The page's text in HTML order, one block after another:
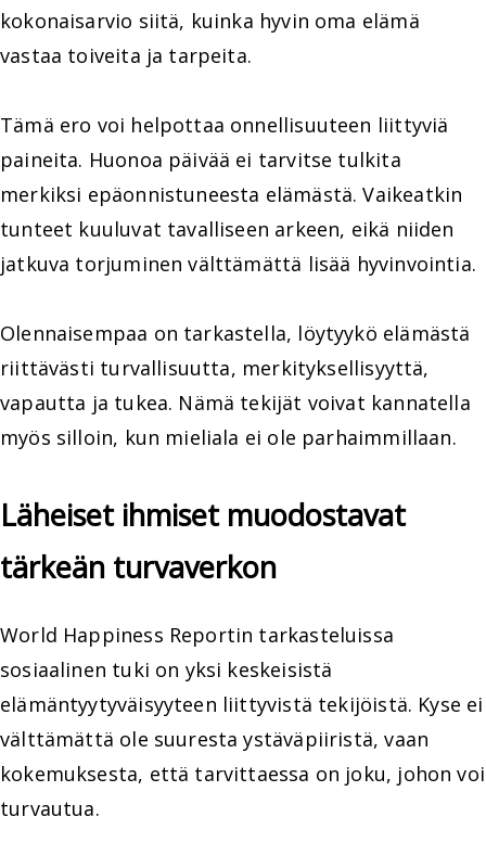
kokonaisarvio siitä, kuinka hyvin oma elämä
vastaa toiveita ja tarpeita.
Tämä ero voi helpottaa onnellisuuteen liittyviä
paineita. Huonoa päivää ei tarvitse tulkita
merkiksi epäonnistuneesta elämästä. Vaikeatkin
tunteet kuuluvat tavalliseen arkeen, eikä niiden
jatkuva torjuminen välttämättä lisää hyvinvointia.
Olennaisempaa on tarkastella, löytyykö elämästä
riittävästi turvallisuutta, merkityksellisyyttä,
vapautta ja tukea. Nämä tekijät voivat kannatella
myös silloin, kun mieliala ei ole parhaimmillaan.
Läheiset ihmiset muodostavat
tärkeän turvaverkon
World Happiness Reportin tarkasteluissa
sosiaalinen tuki on yksi keskeisistä
elämäntyytyväisyyteen liittyvistä tekijöistä. Kyse ei
välttämättä ole suuresta ystäväpiiristä, vaan
kokemuksesta, että tarvittaessa on joku, johon voi
turvautua.